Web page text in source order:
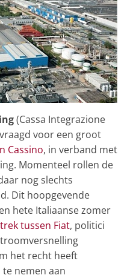
(Cassa Integrazione
voor een groot
Cassino, in verband met
Momenteel rollen de
nog slechts
Dit hoopgevende
hete Italiaanse zomer
tussen Fiat, politici
het recht heeft
nemen aan